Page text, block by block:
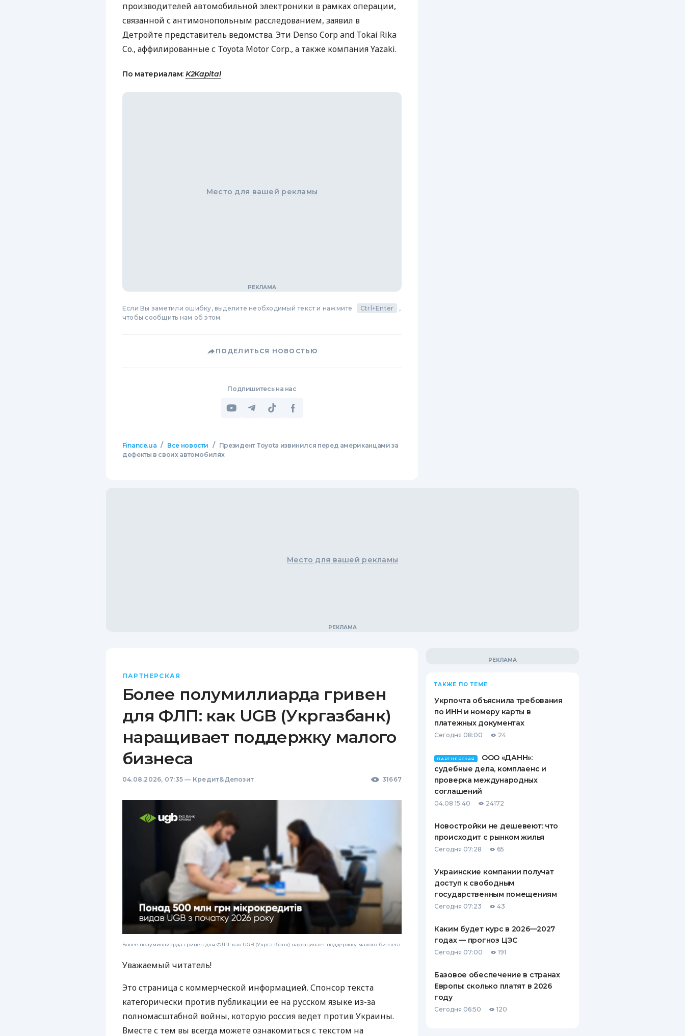
производителей автомобильной электроники в рамках операции,
связанной с антимонопольным расследованием, заявил в
Детройте представитель ведомства. Эти Denso Corp and Tokai Rika
Co., аффилированные с Toyota Motor Corp., а также компания Yazaki.
По материалам: K2Kapital
Место для вашей рекламы
Если Вы заметили ошибку, выделите необходимый текст и нажмите Ctrl+Enter
,
чтобы сообщить нам об этом.
ПОДЕЛИТЬСЯ НОВОСТЬЮ
Подпишитесь на нас
Finance.ua / Все новости /
Президент Toyota извинился перед американцами за
дефекты в своих автомобилях
Место для вашей рекламы
ПАРТНЕРСКАЯ
Более полумиллиарда гривен
для ФЛП: как UGB (Укргазбанк)
наращивает поддержку малого
бизнеса
04.08.2026, 07:35 — Кредит&Депозит 31667
Более полумиллиарда гривен для ФЛП: как UGB (Укргазбанк) наращивает поддержку малого бизнеса
Уважаемый читатель!
Это страница с коммерческой информацией. Спонсор текста
категорически против публикации ее на русском языке из-за
полномасштабной войны, которую россия ведет против Украины.
Вместе с тем вы всегда можете ознакомиться с текстом на
ТАКЖЕ ПО ТЕМЕ
Укрпочта объяснила требования
по ИНН и номеру карты в
платежных документах
Сегодня 08:00 24
ПАРТНЕРСКАЯ
ООО «ДАНН»:
судебные дела, комплаенс и
проверка международных
соглашений
04.08 15:40 24172
Новостройки не дешевеют: что
происходит с рынком жилья
Сегодня 07:28 65
Украинские компании получат
доступ к свободным
государственным помещениям
Сегодня 07:23 43
Каким будет курс в 2026—2027
годах — прогноз ЦЭС
Сегодня 07:00 191
Базовое обеспечение в странах
Европы: сколько платят в 2026
году
Сегодня 06:50 120